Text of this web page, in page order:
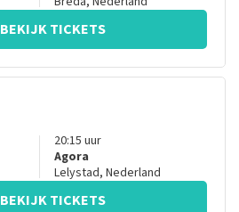
BEKIJK TICKETS
20:15 uur
Agora
Lelystad, Nederland
BEKIJK TICKETS